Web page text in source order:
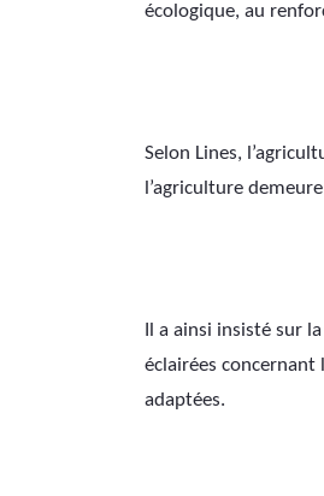
écologique, au
Selon Lines,
l’agriculture
Il a ainsi insisté sur
éclairées concernant
adaptées.